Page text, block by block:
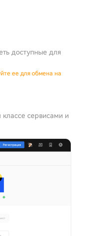
доступные для
ее для обмена на
сервисами и